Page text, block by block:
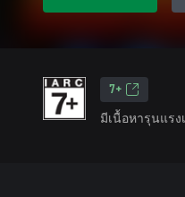
7+
มีเนื้อหารุนแรง